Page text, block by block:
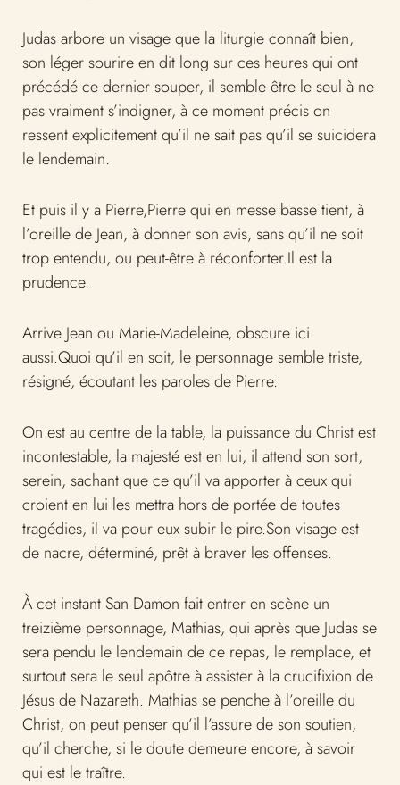
Judas arbore un visage que la liturgie connaît bien,
son léger sourire en dit long sur ces heures qui ont
précédé ce dernier souper, il semble être le seul à ne
pas vraiment s’indigner, à ce moment précis on
ressent explicitement qu’il ne sait pas qu’il se suicidera
le lendemain.
Et puis il y a Pierre,Pierre qui en messe basse tient, à
l’oreille de Jean, à donner son avis, sans qu’il ne soit
trop entendu, ou peut-être à réconforter.Il est la
prudence.
Arrive Jean ou Marie-Madeleine, obscure ici
aussi.Quoi qu’il en soit, le personnage semble triste,
résigné, écoutant les paroles de Pierre.
On est au centre de la table, la puissance du Christ est
incontestable, la majesté est en lui, il attend son sort,
serein, sachant que ce qu’il va apporter à ceux qui
croient en lui les mettra hors de portée de toutes
tragédies, il va pour eux subir le pire.Son visage est
de nacre, déterminé, prêt à braver les offenses.
À cet instant San Damon fait entrer en scène un
treizième personnage, Mathias, qui après que Judas se
sera pendu le lendemain de ce repas, le remplace, et
surtout sera le seul apôtre à assister à la crucifixion de
Jésus de Nazareth. Mathias se penche à l’oreille du
Christ, on peut penser qu’il l’assure de son soutien,
qu’il cherche, si le doute demeure encore, à savoir
qui est le traître.